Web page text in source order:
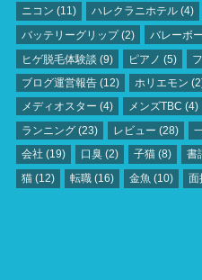
ニコン (11) ハレクラニホテル (4)
バッテリーグリップ(2) バレーボ
ヒゲ脱毛体験談 (9) ピアノ (5)
ブログ運営報告(12) ホリエモン
メディオスター (4) メンズTBC (4)
ランニング(23) レビュー (28)
会社 (19) 口臭 (2) 子猫 (8) 書
猫(12) 転職 (16) 金魚 (10) 面